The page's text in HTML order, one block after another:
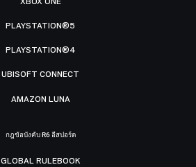
PLAYSTATION®5
PLAYSTATION®4
UBISOFT CONNECT
AMAZON LUNA
กฎข้อบังคับ R6 อีสปอร์ต
GLOBAL RULEBOOK